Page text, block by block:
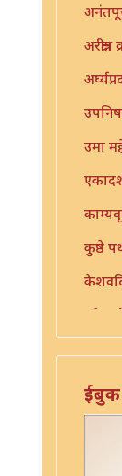
उमा
कुष्ठे
ईबुक